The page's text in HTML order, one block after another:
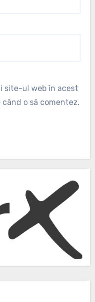
site-ul web în acest
o să comentez.